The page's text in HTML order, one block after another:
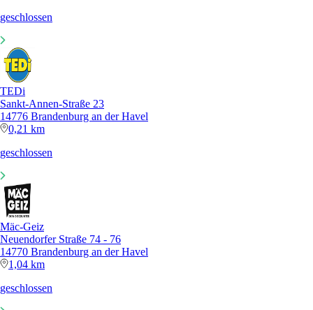
geschlossen
TEDi
Sankt-Annen-Straße 23
14776 Brandenburg an der Havel
0,21 km
geschlossen
Mäc-Geiz
Neuendorfer Straße 74 - 76
14770 Brandenburg an der Havel
1,04 km
geschlossen